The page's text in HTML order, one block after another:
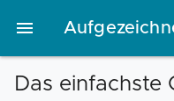
Das einfachste